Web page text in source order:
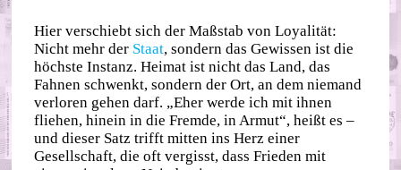
Hier verschiebt sich der Maßstab von Loyalität:
Nicht mehr der Staat, sondern das Gewissen ist die
höchste Instanz. Heimat ist nicht das Land, das
Fahnen schwenkt, sondern der Ort, an dem niemand
verloren gehen darf. „Eher werde ich mit ihnen
fliehen, hinein in die Fremde, in Armut“, heißt es –
und dieser Satz trifft mitten ins Herz einer
Gesellschaft, die oft vergisst, dass Frieden mit